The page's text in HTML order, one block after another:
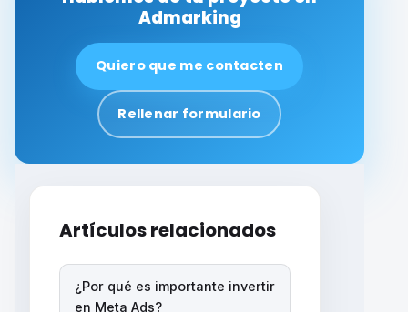
Admarking
Quiero que me contacten
Rellenar formulario
Artículos relacionados
¿Por qué es importante invertir
en Meta Ads?